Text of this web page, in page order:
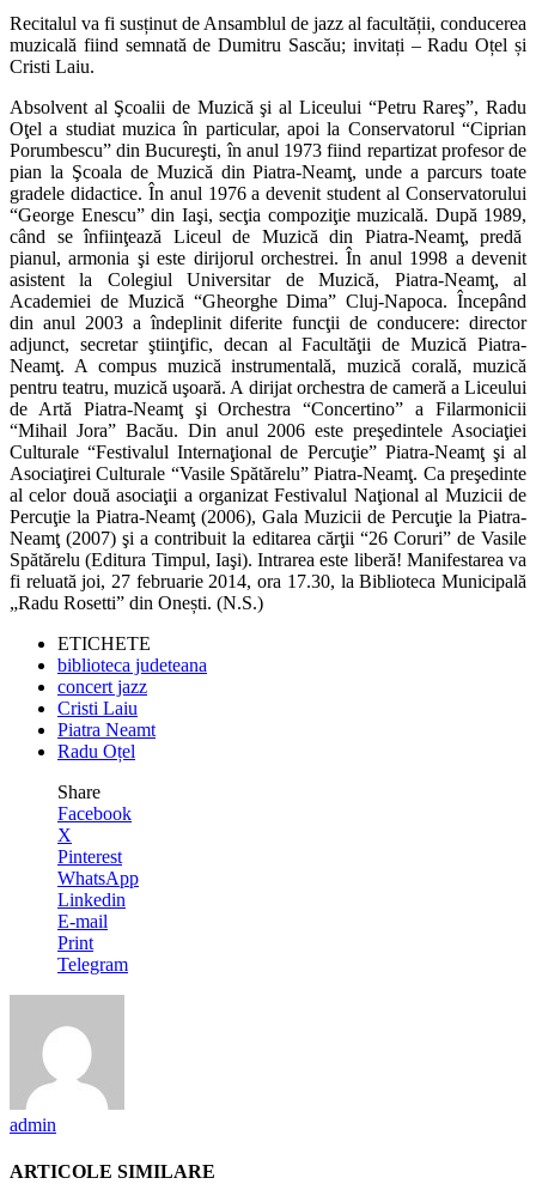
Recitalul va fi susținut de Ansamblul de jazz al facultății, conducerea
muzicală fiind semnată de Dumitru Sascău; invitați – Radu Oțel și
Cristi Laiu.
Absolvent al Şcoalii de Muzică şi al Liceului “Petru Rareş”, Radu
Oţel a studiat muzica în particular, apoi la Conservatorul “Ciprian
Porumbescu” din Bucureşti, în anul 1973 fiind repartizat profesor de
pian la Şcoala de Muzică din Piatra-Neamţ, unde a parcurs toate
gradele didactice. În anul 1976 a devenit student al Conservatorului
“George Enescu” din Iaşi, secţia compoziţie muzicală. După 1989,
când se înfiinţează Liceul de Muzică din Piatra-Neamţ, predă
pianul, armonia şi este dirijorul orchestrei. În anul 1998 a devenit
asistent la Colegiul Universitar de Muzică, Piatra-Neamţ, al
Academiei de Muzică “Gheorghe Dima” Cluj-Napoca. Începând
din anul 2003 a îndeplinit diferite funcţii de conducere: director
adjunct, secretar ştiinţific, decan al Facultăţii de Muzică Piatra-
Neamţ. A compus muzică instrumentală, muzică corală, muzică
pentru teatru, muzică uşoară. A dirijat orchestra de cameră a Liceului
de Artă Piatra-Neamţ şi Orchestra “Concertino” a Filarmonicii
“Mihail Jora” Bacău. Din anul 2006 este preşedintele Asociaţiei
Culturale “Festivalul Internaţional de Percuţie” Piatra-Neamţ şi al
Asociaţirei Culturale “Vasile Spătărelu” Piatra-Neamţ. Ca preşedinte
al celor două asociaţii a organizat Festivalul Naţional al Muzicii de
Percuţie la Piatra-Neamţ (2006), Gala Muzicii de Percuţie la Piatra-
Neamţ (2007) şi a contribuit la editarea cărţii “26 Coruri” de Vasile
Spătărelu (Editura Timpul, Iaşi). Intrarea este liberă! Manifestarea va
fi reluată joi, 27 februarie 2014, ora 17.30, la Biblioteca Municipală
„Radu Rosetti” din Onești. (N.S.)
ETICHETE
biblioteca judeteana
concert jazz
Cristi Laiu
Piatra Neamt
Radu Oțel
Share
Facebook
X
Pinterest
WhatsApp
Linkedin
E-mail
Print
Telegram
admin
ARTICOLE SIMILARE